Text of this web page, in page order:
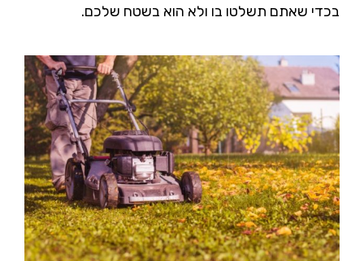
בכדי שאתם תשלטו בו ולא הוא בשטח שלכם.